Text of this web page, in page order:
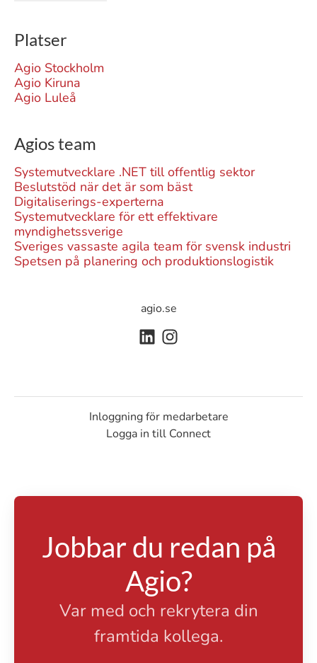
Platser
Agio Stockholm
Agio Kiruna
Agio Luleå
Agios team
Systemutvecklare .NET till offentlig sektor
Beslutstöd när det är som bäst
Digitaliserings-experterna
Systemutvecklare för ett effektivare
myndighetssverige
Sveriges vassaste agila team för svensk industri
Spetsen på planering och produktionslogistik
agio.se
Inloggning för medarbetare
Logga in till Connect
Jobbar du redan på
Agio?
Var med och rekrytera din
framtida kollega.